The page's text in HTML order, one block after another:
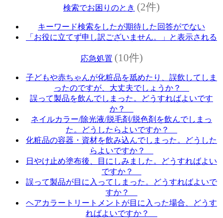
検索でお困りのとき (2件)
キーワード検索をしたが期待した回答がでない
「お役に立てず申し訳ございません。」と表示される
応急処置 (10件)
子どもや赤ちゃんが化粧品を舐めたり、誤飲してしま
ったのですが、大丈夫でしょうか？
誤って製品を飲んでしまった。どうすればよいです
か？
ネイルカラー/除光液/脱毛剤/脱色剤を飲んでしまっ
た。どうしたらよいですか？
化粧品の容器・資材を飲み込んでしまった。どうした
らよいですか？
日やけ止め塗布後、目にしみました。どうすればよい
ですか？
誤って製品が目に入ってしまった。どうすればよいで
すか？
ヘアカラートリートメントが目に入った場合、どうす
ればよいですか？